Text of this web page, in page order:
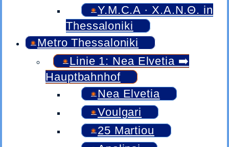
Y.M.C.A · Χ.Α.Ν.Θ. in
Thessaloniki
Metro Thessaloniki
Linie 1: Nea Elvetia ➡️
Hauptbahnhof
Nea Elvetia
Voulgari
25 Martiou